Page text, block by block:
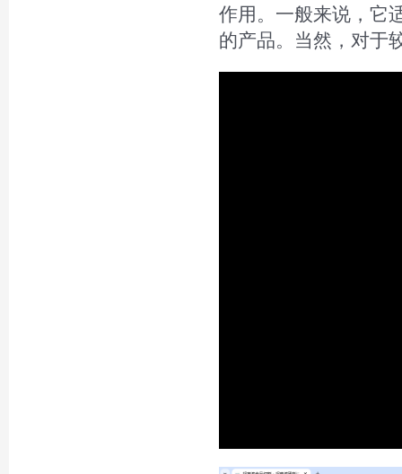
作用。一般来说，它
的产品。当然，对于